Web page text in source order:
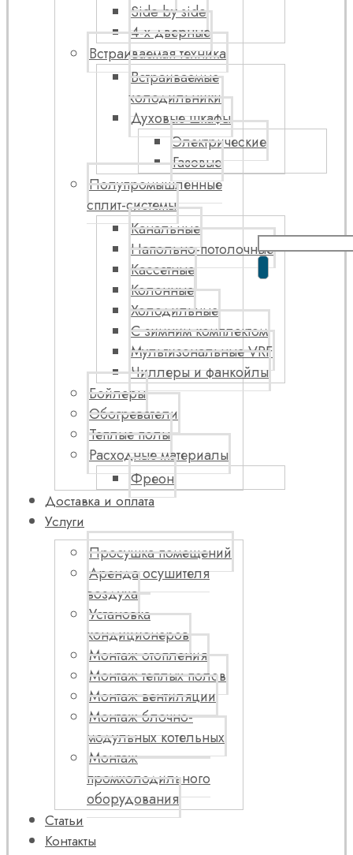
Side by side
4-х дверные
Встраиваемая техника
Встраиваемые
холодильники
Духовые шкафы
Электрические
Газовые
Полупромышленные
сплит-системы
Канальные
Напольно-потолочные
Кассетные
Колонные
Холодильные
С зимним комплектом
Мультизональные VRF
Чиллеры и фанкойлы
Бойлеры
Обогреватели
Теплые полы
Расходные материалы
Фреон
Доставка и оплата
Услуги
Просушка помещений
Аренда осушителя
воздуха
Установка
кондиционеров
Монтаж отопления
Монтаж теплых полов
Монтаж вентиляции
Монтаж блочно-
модульных котельных
Монтаж
промхолодильного
оборудования
Статьи
Контакты